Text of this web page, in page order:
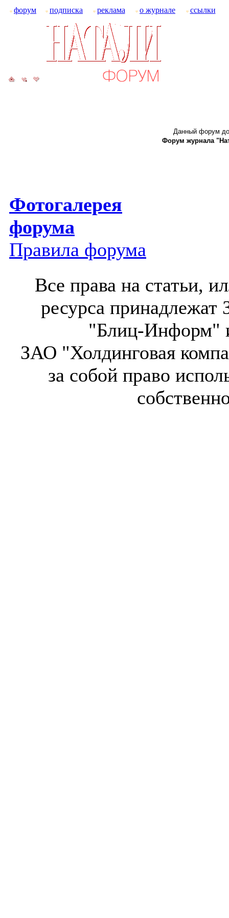
форум подписка реклама о журнале ссылки
Данный форум
Форум журнала
Фотогалерея
форума
Правила форума
Все права на статьи,
ресурса
"Блиц-Информ"
ЗАО "Холдинговая
за собой право